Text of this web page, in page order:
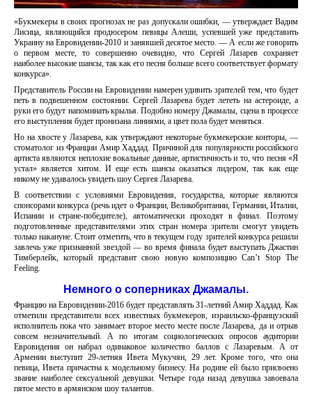
«Букмекеры в своих прогнозах не раз допускали ошибки, — утверждает Вадим
Лисица, являющийся продюсером певицы Алеши, успевшей уже представить
Украину на Евровидении-2010 и занявшей десятое место. — А если же говорить
о первом месте, то совершенно очевидно, что Сергей Лазарев сохраняет
наиболее высокие шансы, так как его песня больше всего соответствует формату
конкурса».
Представитель России на Евровидении намерен удивить зрителей тем, что будет
петь в подвешенном состоянии. Сергей Лазарева будет лететь на астероиде, а
руки его будут напоминать крылья. Подобно номеру Джамалы, сцена в процессе
его выступления будет пронизана линиями, а цвет пола будет меняться.
Но на хвосте у Лазарева, как утверждают некоторые букмекерские конторы, —
стоматолог из Франции Амир Хаддад. Причиной для популярности российского
артиста являются неплохие вокальные данные, артистичность и то, что песня «Я
устал» является хитом. И еще есть шансы оказаться лидером, так как еще
никому не удавалось увидеть шоу Сергея Лазарева.
В соответствии с условиями Евровидения, государства, которые являются
спонсорами конкурса (речь идет о Франции, Великобритании, Германии, Италии,
Испании и стране-победителе), автоматически проходят в финал. Поэтому
подготовленные представителями этих стран номера зрители смогут увидеть
только накануне. Стоит отметить, что в текущем году зрителей конкурса решили
завлечь уже признанной звездой — во время финала будет выступать Джастин
Тимберлейк, который представит свою новую композицию Can’t Stop The
Feeling.
Немного о соперниках Джамалы.
Францию на Евровидении-2016 будет представлять 31-летний Амир Хаддад. Как
отметили представители всех известных букмекеров, израильско-французский
исполнитель пока что занимает второе место месте после Лазарева, да и отрыв
совсем незначительный. А по итогам социологических опросов аудитории
Евровидения он набрал одинаковое количество баллов с Лазаревым. А от
Армении выступит 29-летняя Ивета Мукучян, 29 лет. Кроме того, что она
певица, Ивета причастна к модельному бизнесу. На родине ей было присвоено
звание наиболее сексуальной девушки. Четыре года назад девушка завоевала
пятое место в армянском шоу талантов.